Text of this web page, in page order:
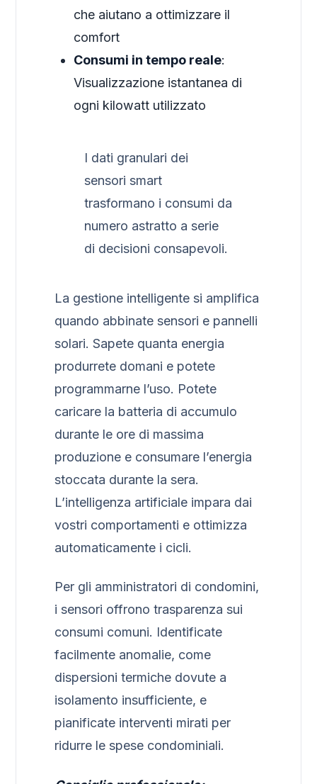
che aiutano a ottimizzare il
comfort
Consumi in tempo reale:
Visualizzazione istantanea di
ogni kilowatt utilizzato
I dati granulari dei
sensori smart
trasformano i consumi da
numero astratto a serie
di decisioni consapevoli.
La gestione intelligente si amplifica
quando abbinate sensori e pannelli
solari. Sapete quanta energia
produrrete domani e potete
programmarne l’uso. Potete
caricare la batteria di accumulo
durante le ore di massima
produzione e consumare l’energia
stoccata durante la sera.
L’intelligenza artificiale impara dai
vostri comportamenti e ottimizza
automaticamente i cicli.
Per gli amministratori di condomini,
i sensori offrono trasparenza sui
consumi comuni. Identificate
facilmente anomalie, come
dispersioni termiche dovute a
isolamento insufficiente, e
pianificate interventi mirati per
ridurre le spese condominiali.